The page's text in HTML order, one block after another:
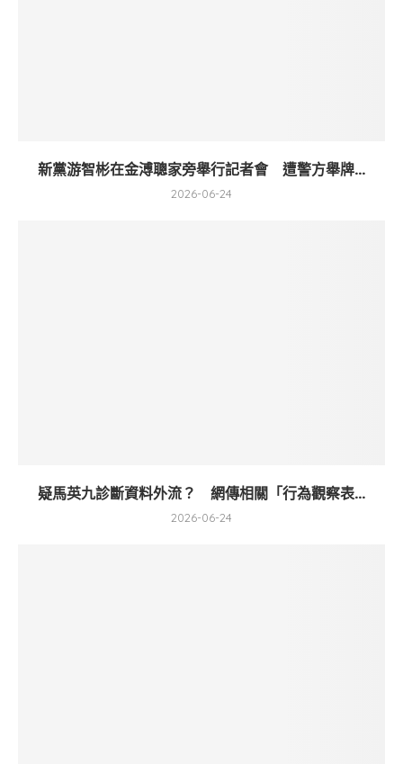
新黨游智彬在金溥聰家旁舉行記者會 遭警方舉牌...
2026-06-24
疑馬英九診斷資料外流？ 網傳相關「行為觀察表...
2026-06-24